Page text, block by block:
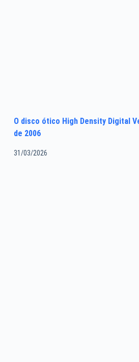
O disco ótico High Density Digital
de 2006
31/03/2026